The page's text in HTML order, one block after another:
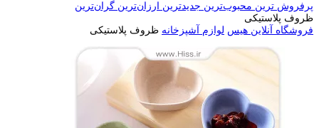
پرفروش ترین محبوب‌ترین جدیدترین ارزان‌ترین گران‌ترین
ظروف پلاستیکی
فروشگاه آنلاین هیس لوازم آشپزخانه ظروف پلاستیکی